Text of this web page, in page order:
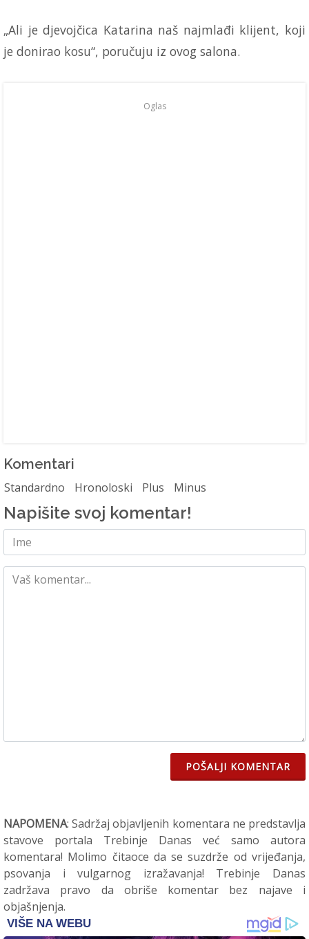
„Ali je djevojčica Katarina naš najmlađi klijent, koji
je donirao kosu“, poručuju iz ovog salona.
Oglas
Komentari
Standardno Hronoloski Plus Minus
Napišite svoj komentar!
POŠALJI KOMENTAR
NAPOMENA: Sadržaj objavljenih komentara ne predstavlja
stavove portala Trebinje Danas već samo autora
komentara! Molimo čitaoce da se suzdrže od vrijeđanja,
psovanja i vulgarnog izražavanja! Trebinje Danas
zadržava pravo da obriše komentar bez najave i
objašnjenja.